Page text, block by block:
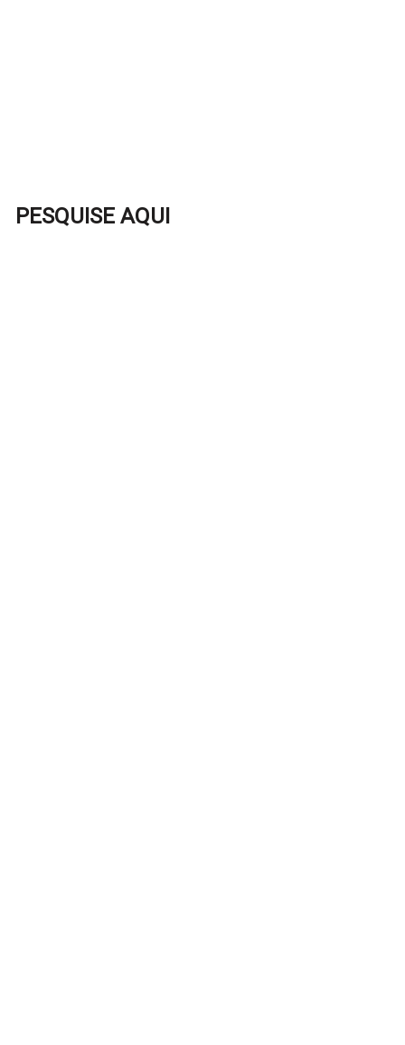
PESQUISE AQUI